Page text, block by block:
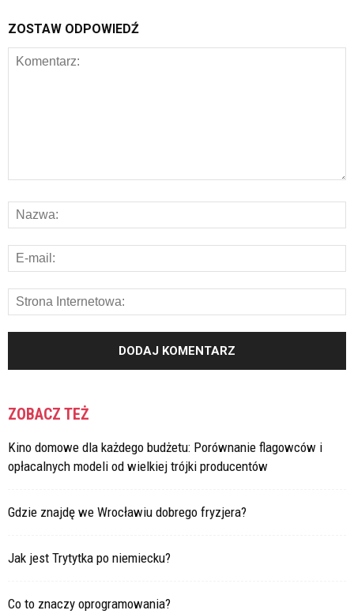
ZOSTAW ODPOWIEDŹ
ZOBACZ TEŻ
Kino domowe dla każdego budżetu: Porównanie flagowców i
opłacalnych modeli od wielkiej trójki producentów
Gdzie znajdę we Wrocławiu dobrego fryzjera?
Jak jest Trytytka po niemiecku?
Co to znaczy oprogramowania?